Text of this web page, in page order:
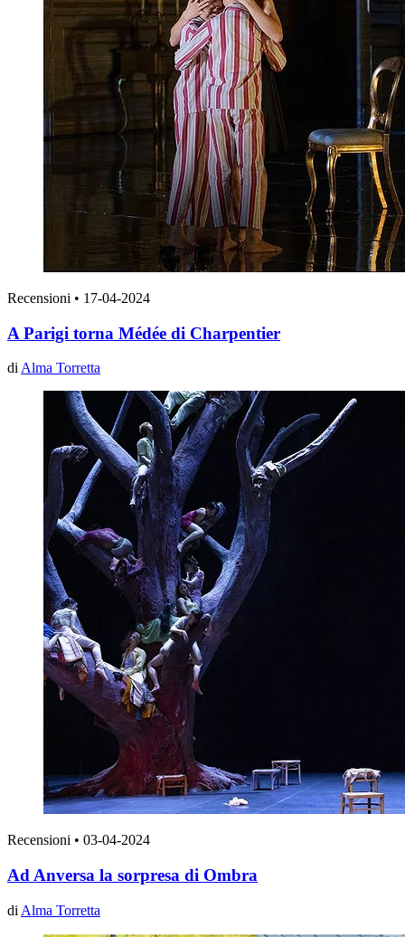
Recensioni • 17-04-2024
A Parigi torna Médée di Charpentier
diAlma Torretta
Recensioni • 03-04-2024
Ad Anversa la sorpresa di Ombra
di Alma Torretta